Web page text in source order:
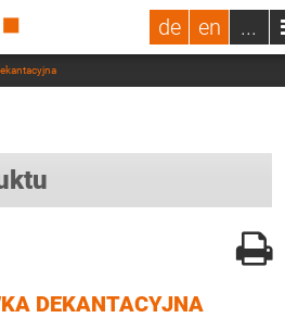
de en ...
DEKANTACYJNA